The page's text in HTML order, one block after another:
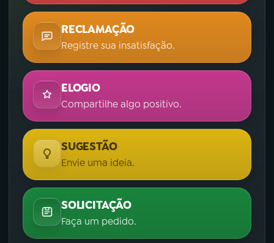
RECLAMAÇÃO
Registre sua insatisfação.
ELOGIO
Compartilhe algo positivo.
SUGESTÃO
Envie uma ideia.
SOLICITAÇÃO
Faça um pedido.